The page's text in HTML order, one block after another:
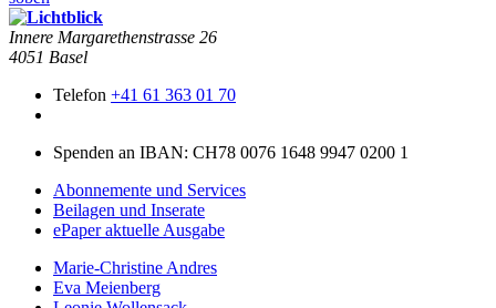
Innere Mar­garethen­strasse 26
4051 Basel
Telefon +41 61 363 01 70
Spenden an IBAN: CH78 0076 1648 9947 0200 1
Abonnemente und Services
Beilagen und Inserate
ePaper aktuelle Ausgabe
Marie-Christine Andres
Eva Meienberg